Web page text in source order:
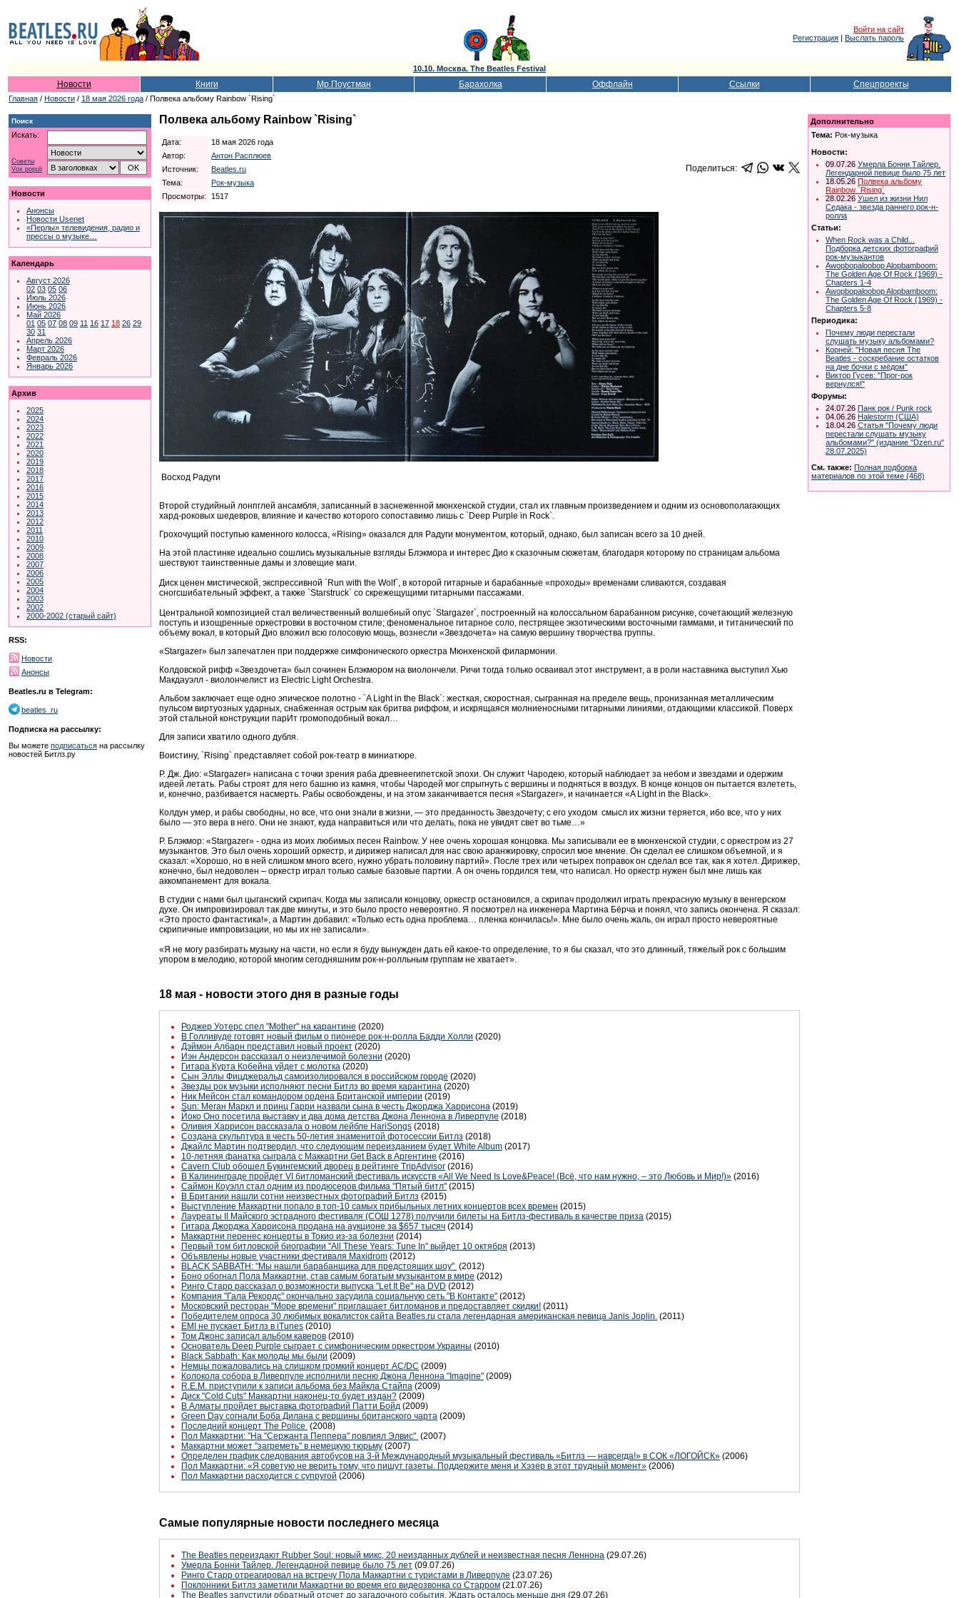
Войти на сайт
Регистрация | Выслать пароль
10.10. Москва. The Beatles Festival
Новости Книги Мр.Поустман Барахолка Оффлайн Ссылки Спецпроекты
Главная / Новости / 18 мая 2026 года / Полвека альбому Rainbow `Rising`
Поиск
Искать:
Советы
Vox populi
Новости
Анонсы
Новости Usenet
«Перлы» телевидения, радио и
прессы о музыке…
Календарь
Август 2026
02 03 05 06
Июль 2026
Июнь 2026
Май 2026
01 05 07 08 09 11 16 17 18 26 29
30 31
Апрель 2026
Март 2026
Февраль 2026
Январь 2026
Архив
2025
2024
2023
2022
2021
2020
2019
2018
2017
2016
2015
2014
2013
2012
2011
2010
2009
2008
2007
2006
2005
2004
2003
2002
2000-2002 (старый сайт)
RSS:
Новости
Анонсы
Beatles.ru в Telegram:
beatles_ru
Подписка на рассылку:
Вы можете подписаться на рассылку
новостей Битлз.ру
Полвека альбому Rainbow `Rising`
Дата:
18 мая 2026 года
Автор:
Антон Расплюев
Источник:
Beatles.ru
Тема:
Рок-музыка
Просмотры:
1517
Поделиться:
Восход Радуги
Второй студийный лонпглей ансамбля, записанный в заснеженной мюнхенской студии, стал их главным произведением и одним из основополагающих
хард-роковых шедевров, влияние и качество которого сопоставимо лишь с `Deep Purple in Rock`.
Грохочущий поступью каменного колосса, «Rising» оказался для Радуги монументом, который, однако, был записан всего за 10 дней.
На этой пластинке идеально сошлись музыкальные взгляды Блэкмора и интерес Дио к сказочным сюжетам, благодаря которому по страницам альбома
шествуют таинственные дамы и зловещие маги.
Диск ценен мистической, экспрессивной `Run with the Wolf`, в которой гитарные и барабанные «проходы» временами сливаются, создавая
сногсшибательный эффект, а также `Starstruck` со скрежещущими гитарными пассажами.
Центральной композицией стал величественный волшебный опус `Stargazer`, построенный на колоссальном барабанном рисунке, сочетающий железную
поступь и изощренные оркестровки в восточном стиле; феноменальное гитарное соло, пестрящее экзотическими восточными гаммами, и титанический по
объему вокал, в который Дио вложил всю голосовую мощь, вознесли «Звездочета» на самую вершину творчества группы.
«Stargazer» был запечатлен при поддержке симфонического оркестра Мюнхенской филармонии.
Колдовской рифф «Звездочета» был сочинен Блэкмором на виолончели. Ричи тогда только осваивал этот инструмент, а в роли наставника выступил Хью
Макдауэлл - виолончелист из Electric Light Orchestra.
Альбом заключает еще одно эпическое полотно - `A Light in the Black`: жесткая, скоростная, сыгранная на пределе вещь, пронизанная металлическим
пульсом виртуозных ударных, снабженная острым как бритва риффом, и искрящаяся молниеносными гитарными линиями, отдающими классикой. Поверх
этой стальной конструкции парИт громоподобный вокал…
Для записи хватило одного дубля.
Воистину, `Rising` представляет собой рок-театр в миниатюре.
Р. Дж. Дио: «Stargazer» написана с точки зрения раба древнеегипетской эпохи. Он служит Чародею, который наблюдает за небом и звездами и одержим
идеей летать. Рабы строят для него башню из камня, чтобы Чародей мог спрыгнуть с вершины и подняться в воздух. В конце концов он пытается взлететь,
и, конечно, разбивается насмерть. Рабы освобождены, и на этом заканчивается песня «Stargazer», и начинается «A Light in the Black».
Колдун умер, и рабы свободны, но все, что они знали в жизни, — это преданность Звездочету; с его уходом смысл их жизни теряется, ибо все, что у них
было — это вера в него. Они не знают, куда направиться или что делать, пока не увидят свет во тьме…»
Р. Блэкмор: «Stargazer» - одна из моих любимых песен Rainbow. У нее очень хорошая концовка. Мы записывали ее в мюнхенской студии, с оркестром из 27
музыкантов. Это был очень хороший оркестр, и дирижер написал для нас свою аранжировку, спросил мое мнение. Он сделал ее слишком объемной, и я
сказал: «Хорошо, но в ней слишком много всего, нужно убрать половину партий». После трех или четырех поправок он сделал все так, как я хотел. Дирижер,
конечно, был недоволен – оркестр играл только самые базовые партии. А он очень гордился тем, что написал. Но оркестр нужен был мне лишь как
аккомпанемент для вокала.
В студии с нами был цыганский скрипач. Когда мы записали концовку, оркестр остановился, а скрипач продолжил играть прекрасную музыку в венгерском
духе. Он импровизировал так две минуты, и это было просто невероятно. Я посмотрел на инженера Мартина Бёрча и понял, что запись окончена. Я сказал:
«Это просто фантастика!», а Мартин добавил: «Только есть одна проблема… пленка кончилась!». Мне было очень жаль, он играл просто невероятные
скрипичные импровизации, но мы их не записали».
«Я не могу разбирать музыку на части, но если я буду вынужден дать ей какое-то определение, то я бы сказал, что это длинный, тяжелый рок с большим
упором в мелодию, которой многим сегодняшним рок-н-ролльным группам не хватает».
18 мая - новости этого дня в разные годы
Роджер Уотерс спел "Mother" на карантине (2020)
В Голливуде готовят новый фильм о пионере рок-н-ролла Бадди Холли (2020)
Дэймон Албарн представил новый проект (2020)
Иэн Андерсон рассказал о неизлечимой болезни (2020)
Гитара Курта Кобейна уйдет с молотка (2020)
Сын Эллы Фицджеральд самоизолировался в российском городе (2020)
Звезды рок музыки исполняют песни Битлз во время карантина (2020)
Ник Мейсон стал командором ордена Британской империи (2019)
Sun: Меган Маркл и принц Гарри назвали сына в честь Джорджа Харрисона (2019)
Йоко Оно посетила выставку и два дома детства Джона Леннона в Ливерпуле (2018)
Оливия Харрисон рассказала о новом лейбле HariSongs (2018)
Создана скульптура в честь 50-летия знаменитой фотосессии Битлз (2018)
Джайлс Мартин подтвердил, что следующим переизданием будет White Album (2017)
10-летняя фанатка сыграла с Маккартни Get Back в Аргентине (2016)
Cavern Club обошел Букингемский дворец в рейтинге TripAdvisor (2016)
В Калининграде пройдет VI битломанский фестиваль искусств «All We Need Is Love&Peace! (Всё, что нам нужно, – это Любовь и Мир!)» (2016)
Саймон Коуэлл стал одним из продюсеров фильма "Пятый битл" (2015)
В Британии нашли сотни неизвестных фотографий Битлз (2015)
Выступление Маккартни попало в топ-10 самых прибыльных летних концертов всех времен (2015)
Лауреаты II Майского эстрадного фестиваля (СОШ 1278) получили билеты на Битлз-фестиваль в качестве приза (2015)
Гитара Джорджа Харрисона продана на аукционе за $657 тысяч (2014)
Маккартни перенес концерты в Токио из-за болезни (2014)
Первый том битловской биографии "All These Years: Tune In" выйдет 10 октября (2013)
Объявлены новые участники фестиваля Maxidrom (2012)
BLACK SABBATH: "Мы нашли барабанщика для предстоящих шоу" (2012)
Боно обогнал Пола Маккартни, став самым богатым музыкантом в мире (2012)
Ринго Старр рассказал о возможности выпуска "Let It Be" на DVD (2012)
Компания "Гала Рекордс" окончально засудила социальную сеть "В Контакте" (2012)
Московский ресторан "Море времени" приглашает битломанов и предоставляет скидки! (2011)
Победителем опроса 30 любимых вокалисток сайта Beatles.ru стала легендарная американская певица Janis Joplin. (2011)
EMI не пускает Битлз в iTunes (2010)
Том Джонс записал альбом каверов (2010)
Основатель Deep Purple сыграет с симфоническим оркестром Украины (2010)
Black Sabbath: Как молоды мы были (2009)
Немцы пожаловались на слишком громкий концерт AC/DC (2009)
Колокола собора в Ливерпуле исполнили песню Джона Леннона "Imagine" (2009)
R.E.M. приступили к записи альбома без Майкла Стайпа (2009)
Диск "Cold Cuts" Маккартни наконец-то будет издан? (2009)
В Алматы пройдет выставка фотографий Патти Бойд (2009)
Green Day согнали Боба Дилана с вершины британского чарта (2009)
Последний концерт The Police (2008)
Пол Маккартни: "На "Сержанта Пеппера" повлиял Элвис" (2007)
Маккартни может "загреметь" в немецкую тюрьму (2007)
Определен график следования автобусов на 3-й Международный музыкальный фестиваль «Битлз — навсегда!» в СОК «ЛОГОЙСК» (2006)
Пол Маккартни: «Я советую не верить тому, что пишут газеты. Поддержите меня и Хэзер в этот трудный момент» (2006)
Пол Маккартни расходится с супругой (2006)
Самые популярные новости последнего месяца
The Beatles переиздают Rubber Soul: новый микс, 20 неизданных дублей и неизвестная песня Леннона (29.07.26)
Умерла Бонни Тайлер. Легендарной певице было 75 лет (09.07.26)
Ринго Старр отреагировал на встречу Пола Маккартни с туристами в Ливерпуле (23.07.26)
Поклонники Битлз заметили Маккартни во время его видеозвонка со Старром (21.07.26)
The Beatles запустили обратный отсчет до загадочного события. Ждать осталось меньше дня (29.07.26)
Дополнительно
Тема: Рок-музыка
Новости:
09.07.26 Умерла Бонни Тайлер.
Легендарной певице было 75 лет
18.05.26 Полвека альбому
Rainbow `Rising`
28.02.26 Ушел из жизни Нил
Седака - звезда раннего рок-н-
ролла
Статьи:
When Rock was a Child...
Подборка детских фотографий
рок-музыкантов
Awopbopaloobop Alopbamboom:
The Golden Age Of Rock (1969) -
Chapters 1-4
Awopbopaloobop Alopbamboom:
The Golden Age Of Rock (1969) -
Chapters 5-8
Периодика:
Почему люди перестали
слушать музыку альбомами?
Корней: "Новая песня The
Beatles - соскребание остатков
на дне бочки с мёдом"
Виктор Гусев: "Прог-рок
вернулся!"
Форумы:
24.07.26 Панк рок / Punk rock
04.06.26 Halestorm (США)
18.04.26 Статья "Почему люди
перестали слушать музыку
альбомами?" (издание "Dzen.ru"
28.07.2025)
См. также: Полная подборка
материалов по этой теме (468)